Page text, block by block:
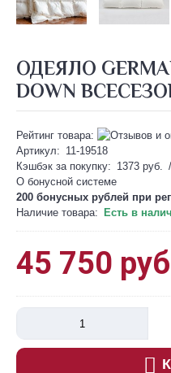
ОДЕЯЛО
DOWN
Рейтинг товара:
Артикул: 11-19518
Кэшбэк за покупку: 1373 руб.
О бонусной системе
200 бонусных рублей при
Наличие товара:
Есть в
45 750